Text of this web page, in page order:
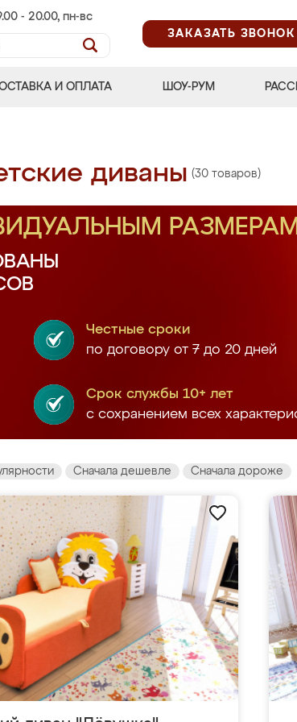
- 20.00, пн-вс
ЗАКАЗАТЬ ЗВОНОК
И ОПЛАТА ШОУ-РУМ
диваны (30 товаров)
Честные сроки
по договору от 7 до 20 дней
Срок службы 10+ лет
с сохранением всех
Сначала дешевле Сначала дороже